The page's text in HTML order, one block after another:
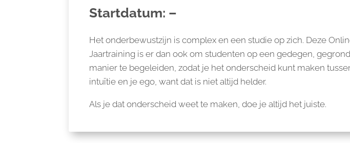
Startdatum: –
Het onderbewustzijn is complex en een studie op zich. Deze
Jaartraining is er dan ook om studenten op een gedegen,
manier te begeleiden, zodat je het onderscheid kunt maken
intuïtie en je ego, want dat is niet altijd helder.
Als je dat onderscheid weet te maken, doe je altijd het juiste.